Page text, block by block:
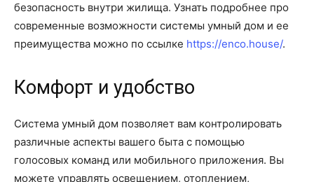
безопасность внутри жилища. Узнать подробнее про
современные возможности системы умный дом и ее
преимущества можно по ссылке https://enco.house/.
Комфорт и удобство
Система умный дом позволяет вам контролировать
различные аспекты вашего быта с помощью
голосовых команд или мобильного приложения. Вы
можете управлять освещением, отоплением,